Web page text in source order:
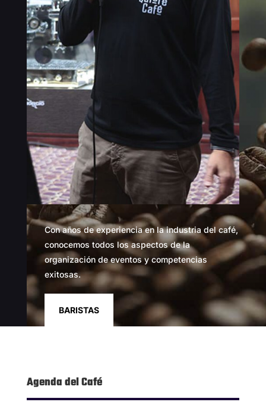
Con años de experiencia en la industria del café,
conocemos todos los aspectos de la
organización de eventos y competencias
exitosas.
BARISTAS
Agenda del Café